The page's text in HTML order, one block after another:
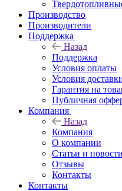
Производство
Производители
Поддержка
Назад
Поддержка
Условия оплаты
Условия
Гарантия на
Публичная
Компания
Назад
Компания
О компании
Статьи и новости
Отзывы
Контакты
Контакты